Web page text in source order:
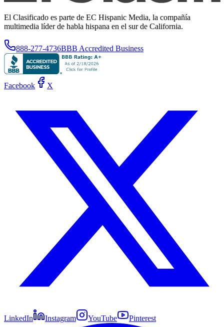
El Clasificado es parte de EC Hispanic Media, la compañía
multimedia líder de habla hispana en el sur de California.
888-277-4736BBB Accredited Business
Facebook X
LinkedIn Instagram YouTube Pinterest